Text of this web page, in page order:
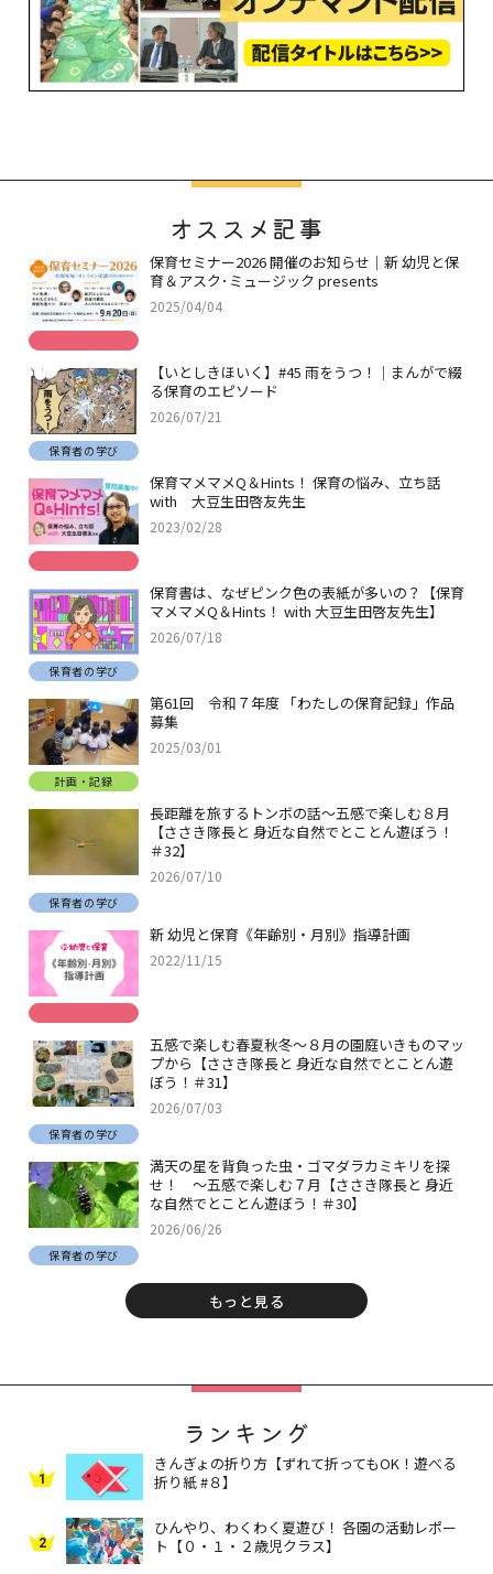
オススメ記事
保育セミナー2026 開催のお知らせ｜新 幼児と保
育＆アスク･ミュージック presents
2025/04/04
【いとしきほいく】#45 雨をうつ！｜まんがで綴
る保育のエピソード
2026/07/21
保育者の学び
保育マメマメQ＆Hints！ 保育の悩み、立ち話
with 大豆生田啓友先生
2023/02/28
保育書は、なぜピンク色の表紙が多いの？【保育
マメマメQ＆Hints！ with 大豆生田啓友先生】
2026/07/18
保育者の学び
第61回 令和７年度 「わたしの保育記録」作品
募集
2025/03/01
計画・記録
長距離を旅するトンボの話～五感で楽しむ８月
【ささき隊長と 身近な自然でとことん遊ぼう！
＃32】
2026/07/10
保育者の学び
新 幼児と保育《年齢別・月別》指導計画
2022/11/15
五感で楽しむ春夏秋冬～８月の園庭いきものマッ
プから【ささき隊長と 身近な自然でとことん遊
ぼう！＃31】
2026/07/03
保育者の学び
満天の星を背負った虫・ゴマダラカミキリを探
せ！ ～五感で楽しむ７月【ささき隊長と 身近
な自然でとことん遊ぼう！＃30】
2026/06/26
保育者の学び
もっと見る
ランキング
1
きんぎょの折り方【ずれて折ってもOK！遊べる
折り紙 #８】
2
ひんやり、わくわく夏遊び！ 各園の活動レポー
ト【０・１・２歳児クラス】